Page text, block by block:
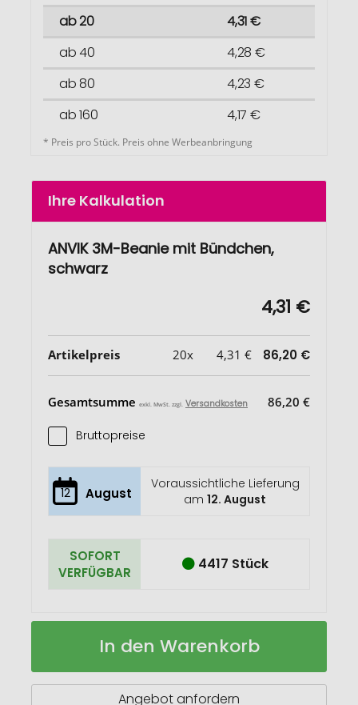
ab 20
4,31 €
ab 40
4,28 €
ab 80
4,23 €
ab 160
4,17 €
* Preis pro Stück. Preis ohne Werbeanbringung
Ihre Kalkulation
ANVIK 3M-Beanie mit Bündchen,
schwarz
4,31 €
Artikelpreis 20x 4,31 € 86,20 €
Gesamtsumme exkl. MwSt. zzgl. Versandkosten 86,20 €
Bruttopreise
12 August
Voraussichtliche Lieferung
am12. August
SOFORT
VERFÜGBAR
4417 Stück
ANVIK
mit
Auf
In den Warenkorb
Angebot anfordern